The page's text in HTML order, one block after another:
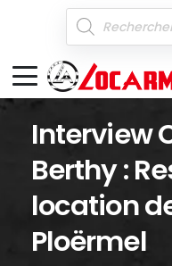
Recherche
de
produits
Interview
Berthy :
location
Ploërmel